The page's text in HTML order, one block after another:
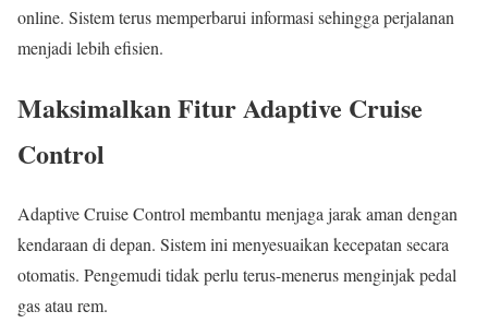
online. Sistem terus memperbarui informasi sehingga perjalanan
menjadi lebih efisien.
Maksimalkan Fitur Adaptive Cruise
Control
Adaptive Cruise Control membantu menjaga jarak aman dengan
kendaraan di depan. Sistem ini menyesuaikan kecepatan secara
otomatis. Pengemudi tidak perlu terus-menerus menginjak pedal
gas atau rem.